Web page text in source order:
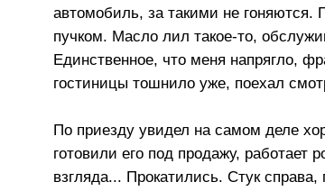
автомобиль, за такими не гоняются.
пучком. Масло лил такое-то,
Единственное, что меня напрягло,
гостиницы тошнило уже, поехал
По приезду увидел на самом деле
готовили его под продажу,
взгляда... Прокатились. Стук